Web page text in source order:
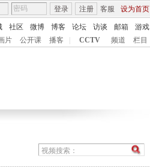
客服 设为首页
登录 注册
社区 微博 博客 论坛 访谈 邮箱
游戏
片 公开课 播客 CCTV 频道 栏目